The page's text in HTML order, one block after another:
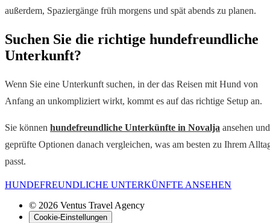
außerdem, Spaziergänge früh morgens und spät abends zu planen.
Suchen Sie die richtige hundefreundliche
Unterkunft?
Wenn Sie eine Unterkunft suchen, in der das Reisen mit Hund von
Anfang an unkompliziert wirkt, kommt es auf das richtige Setup an.
Sie können hundefreundliche Unterkünfte in Novalja ansehen und
geprüfte Optionen danach vergleichen, was am besten zu Ihrem
passt.
HUNDEFREUNDLICHE UNTERKÜNFTE ANSEHEN
© 2026 Ventus Travel Agency
Cookie-Einstellungen